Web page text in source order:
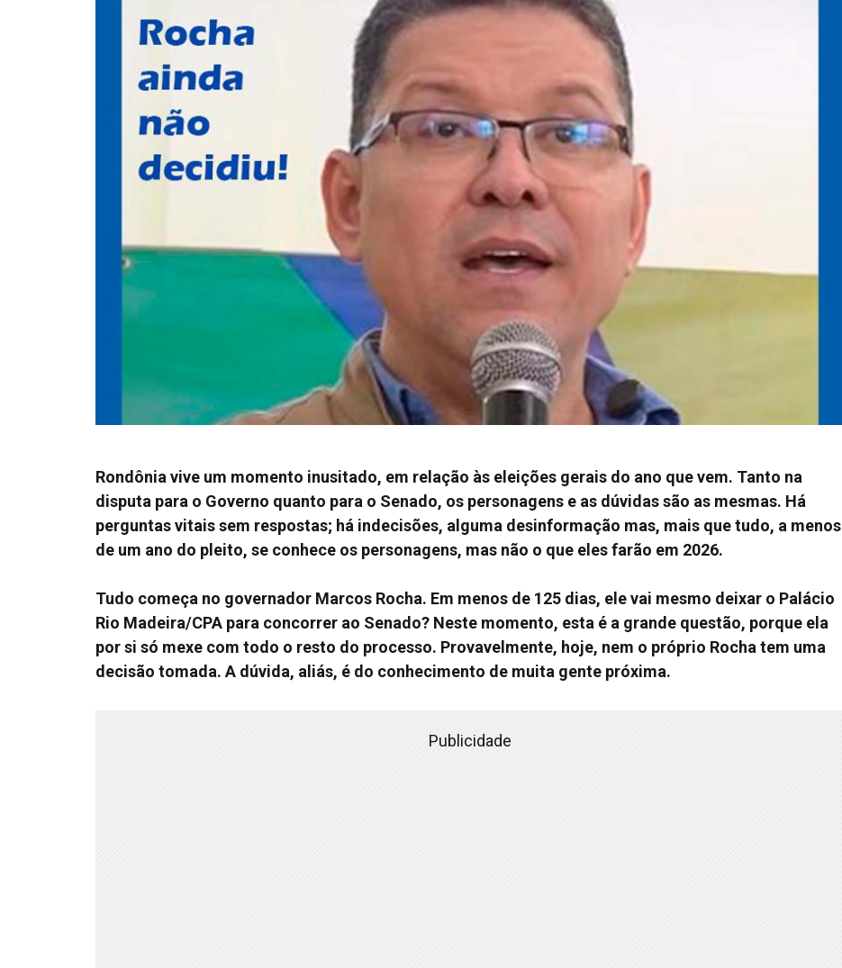
Rondônia vive um momento inusitado, em relação às eleições gerais do ano que vem. Tanto na
disputa para o Governo quanto para o Senado, os personagens e as dúvidas são as mesmas. Há
perguntas vitais sem respostas; há indecisões, alguma desinformação mas, mais que tudo, a menos
de um ano do pleito, se conhece os personagens, mas não o que eles farão em 2026.
Tudo começa no governador Marcos Rocha. Em menos de 125 dias, ele vai mesmo deixar o Palácio
Rio Madeira/CPA para concorrer ao Senado? Neste momento, esta é a grande questão, porque ela
por si só mexe com todo o resto do processo. Provavelmente, hoje, nem o próprio Rocha tem uma
decisão tomada. A dúvida, aliás, é do conhecimento de muita gente próxima.
Publicidade